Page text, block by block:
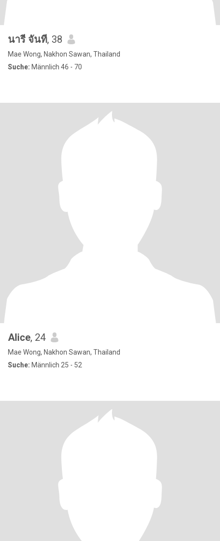
นารี จันที, 38
Mae Wong, Nakhon Sawan, Thailand
Suche: Männlich 46 - 70
Alice, 24
Mae Wong, Nakhon Sawan, Thailand
Suche: Männlich 25 - 52